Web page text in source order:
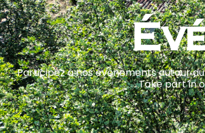
Participez à nos événements autour
Take part in